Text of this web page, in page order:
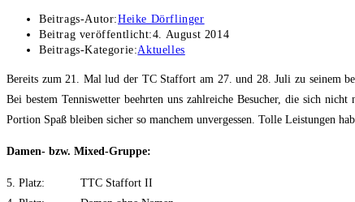
Beitrags-Autor:Heike Dörflinger
Beitrag veröffentlicht:4. August 2014
Beitrags-Kategorie:Aktuelles
Bereits zum 21. Mal lud der TC Staffort am 27. und 28. Juli zu seinem
Bei bestem Tenniswetter beehrten uns zahlreiche Besucher, die sich
Portion Spaß bleiben sicher so manchem unvergessen. Tolle Leistungen
Damen- bzw. Mixed-Gruppe:
5. Platz: TTC Staffort II